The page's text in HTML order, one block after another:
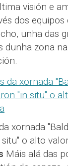
visión e
dos
unha das
dunha zona
xornada
o alto
Máis alá das